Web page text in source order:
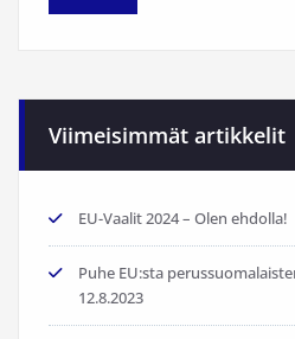
Viimeisimmät artikkelit
EU-Vaalit 2024 – Olen ehdolla!
Puhe EU:sta
12.8.2023